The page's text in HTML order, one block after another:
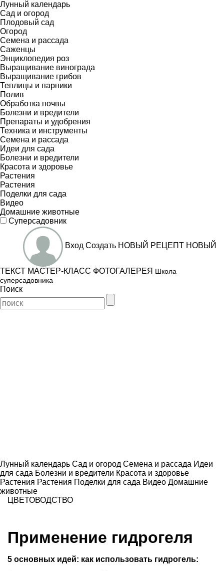
Лунный календарь
Сад и огород
Плодовый сад
Огород
Семена и рассада
Саженцы
Энциклопедия роз
Выращивание винограда
Выращивание грибов
Теплицы и парники
Полив
Обработка почвы
Болезни и вредители
Препараты и удобрения
Техника и инструменты
Семена и рассада
Идеи для сада
Болезни и вредители
Красота и здоровье
Растения
Растения
Поделки для сада
Видео
Домашние животные
Суперсадовник
Вход Создать НОВЫЙ РЕЦЕПТ НОВЫЙ
ТЕКСТ МАСТЕР-КЛАСС ФОТОГАЛЕРЕЯ Школа
суперсадовника
Поиск
Лунный календарь Сад и огород Семена и рассада Идеи
для сада Болезни и вредители Красота и здоровье
Растения Растения Поделки для сада Видео Домашние
животные
ЦВЕТОВОДСТВО
Применение гидрогеля
5 основных идей: как использовать гидрогель: